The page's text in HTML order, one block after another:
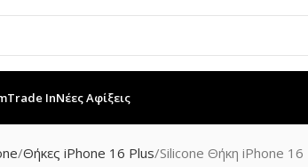
Trade InΝέες Αφίξεις
Θήκες iPhone 16 Plus Silicone Θήκη iPhone 16